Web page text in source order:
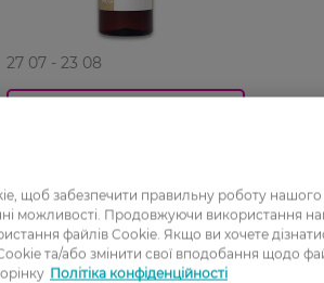
27 07 - 23 08
129,99 ГРН
103,99 ГРН
219,99
щоб забезпечити правильну роботу нашого
можливості. Продовжуючи використання
файлів Cookie. Якщо ви хочете
та/або змінити свої вподобання щодо
Політіка конфіденційності